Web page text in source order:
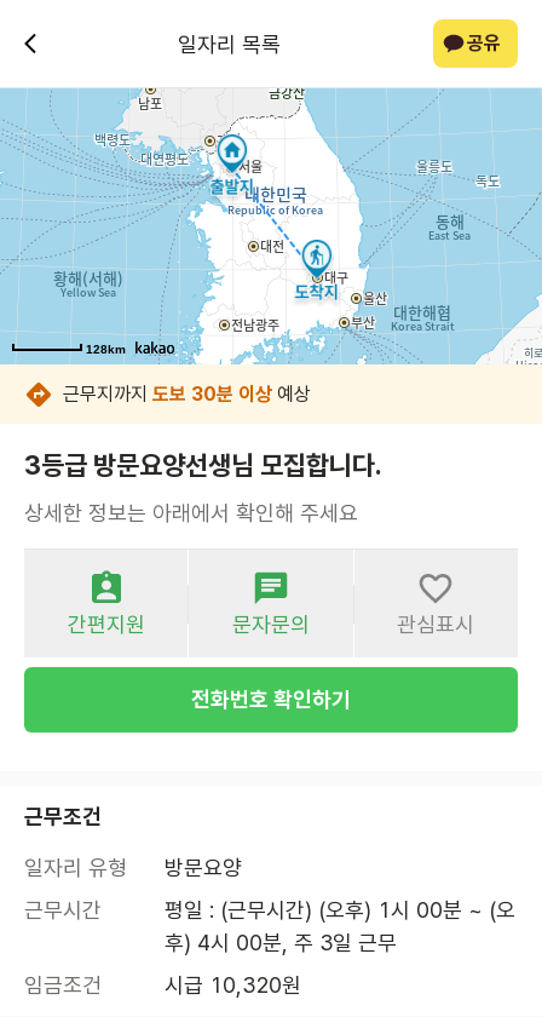
일자리 목록 공유
128km
128km
128km
128km
128km
128km
128km
128km
근무지까지 도보 30분 이상 예상
3등급 방문요양선생님 모집합니다.
상세한 정보는 아래에서 확인해 주세요
간편지원 문자문의 관심표시
전화번호 확인하기
근무조건
일자리 유형
방문요양
근무시간
평일 : (근무시간) (오후) 1시 00분 ~ (오
후) 4시 00분, 주 3일 근무
임금조건
시급 10,320원